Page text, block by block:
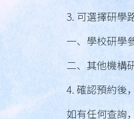
3. 可選擇研學
一、學校研學
二、其他機構
4. 確認預約後
如有任何查詢